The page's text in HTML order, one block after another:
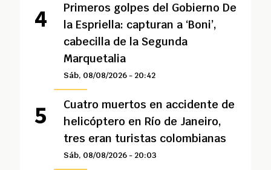
Primeros golpes del Gobierno De
la Espriella: capturan a ‘Boni’,
cabecilla de la Segunda
Marquetalia
Sáb, 08/08/2026 - 20:42
Cuatro muertos en accidente de
helicóptero en Río de Janeiro,
tres eran turistas colombianas
Sáb, 08/08/2026 - 20:03